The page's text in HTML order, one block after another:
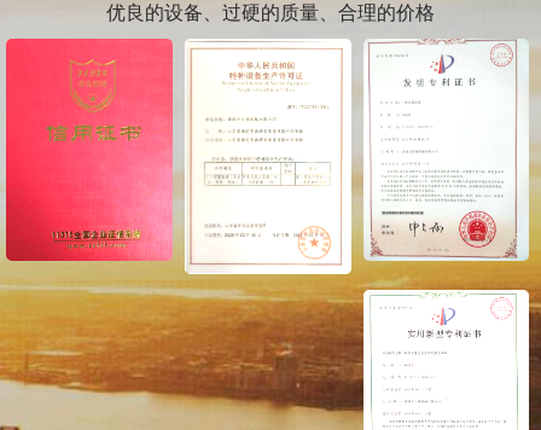
优良的设备、过硬的质量、合理的价格